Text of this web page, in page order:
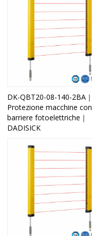
DK-QBT20-08-140-2BA｜
Protezione macchine con
barriere fotoelettriche｜
DADISICK